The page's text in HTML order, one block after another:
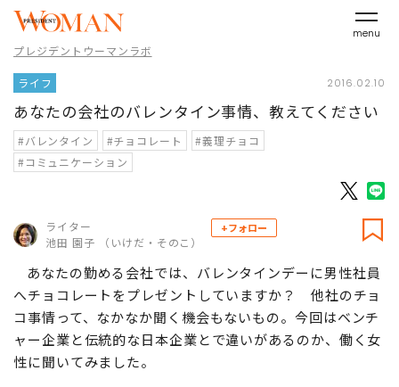
menu
プレジデントウーマンラボ
ライフ 2016.02.10
あなたの会社のバレンタイン事情、教えてください
#バレンタイン #チョコレート
#義理チョコ
#コミュニケーション
ライター
池田 園子 （いけだ・そのこ）
+フォロー
あなたの勤める会社では、バレンタインデーに男性社員
へチョコレートをプレゼントしていますか？ 他社のチョ
コ事情って、なかなか聞く機会もないもの。今回はベンチ
ャー企業と伝統的な日本企業とで違いがあるのか、働く女
性に聞いてみました。